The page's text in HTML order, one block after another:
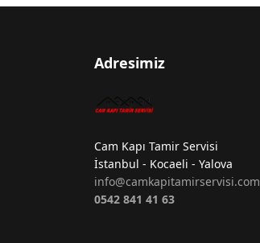
Adresimiz
Cam Kapı Tamir Servisi
İstanbul - Kocaeli - Yalova
info@camkapitamirservisi.com
0542 841 41 63